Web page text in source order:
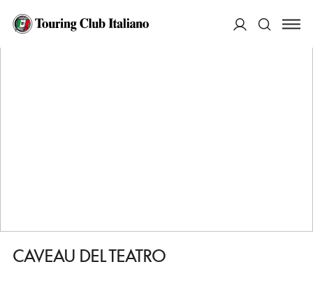
HOME
CAVEAU DEL TEATRO